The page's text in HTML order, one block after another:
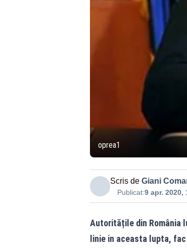
oprea1
Scris de Giani
Publicat:9 apr. 2020,
Autoritățile din România
linie in aceasta lupta,